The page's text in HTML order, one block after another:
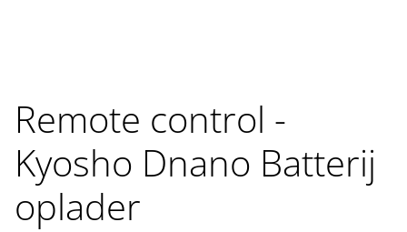
Remote control -
Kyosho Dnano Batterij
oplader